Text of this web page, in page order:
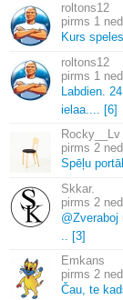
roltons12
1
Kurs
roltons12
1
Labdien.
ielaa.... [6]
Rocky__Lv
2
Spēļu
Skkar.
2
.. [3]
Emkans
2
Čau, te